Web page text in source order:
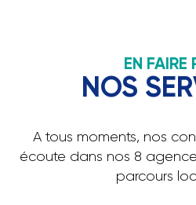
EN FAIRE
NOS
A tous moments, nos
écoute dans nos 8
parcours